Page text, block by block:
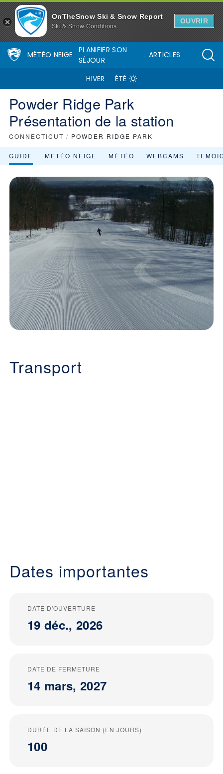
OnTheSnow Ski & Snow Report
Ski & Snow Conditions
OUVRIR
MÉTÉO NEIGE
PLANIFIER SON
SÉJOUR
ARTICLES
HIVER ÉTÉ
Powder Ridge Park
Présentation de la station
CONNECTICUT / POWDER RIDGE PARK
GUIDE MÉTÉO NEIGE MÉTÉO WEBCAMS
Transport
Dates importantes
DATE D'OUVERTURE
19 déc., 2026
DATE DE FERMETURE
14 mars, 2027
DURÉE DE LA SAISON (EN JOURS)
100